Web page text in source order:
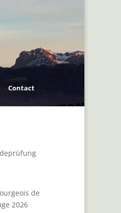
Contact
de
2026